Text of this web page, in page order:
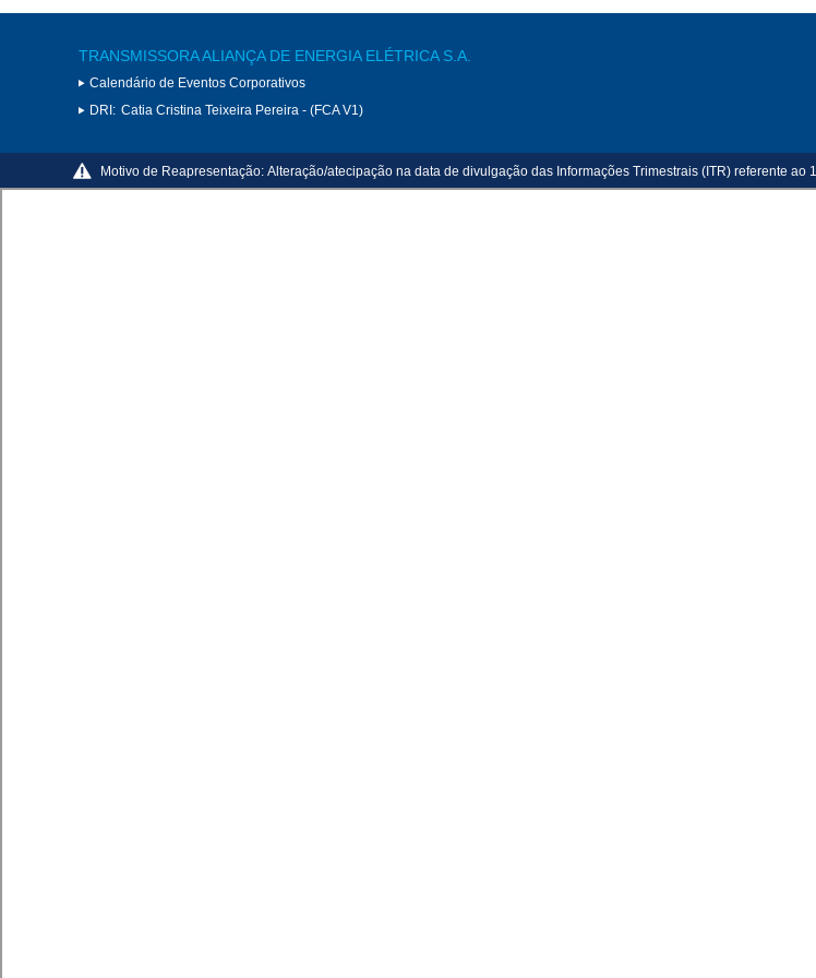
TRANSMISSORA ALIANÇA DE ENERGIA ELÉTRICA S.A.
Calendário de Eventos Corporativos
DRI: Catia Cristina Teixeira Pereira - (FCA V1)
Motivo de Reapresentação: Alteração/atecipação na data de divulgação das Informações Trimestrais (ITR) referente